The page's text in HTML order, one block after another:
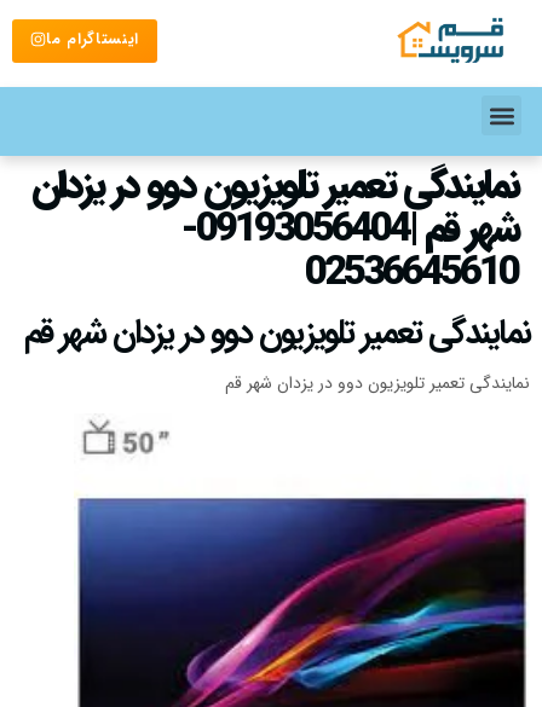
اینستاگرام ما
نمایندگی تعمیر تلویزیون دوو در یزدان
شهر قم |09193056404-
02536645610
نمایندگی تعمیر تلویزیون دوو در یزدان شهر قم
نمایندگی تعمیر تلویزیون دوو در یزدان شهر قم